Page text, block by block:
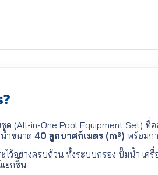
(All-in-One Pool Equipment Set) ที่
น้ำขนาด 40 ลูกบาศก์เมตร (m³) พร้อมก
อย่างครบถ้วน ทั้งระบบกรอง ปั๊มน้ำ เค
ยกชิ้น